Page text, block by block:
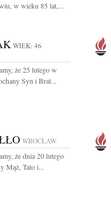
w wieku 85 lat,...
WIEK: 46
że 25 lutego w
Syn i Brat...
WROCŁAW
że dnia 20 lutego
Mąż, Tato i...